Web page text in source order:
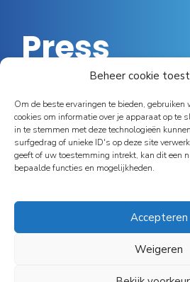
Beheer cookie
Om de beste ervaringen te bieden, gebruiken
cookies om informatie over je apparaat op te
in te stemmen met deze technologieën
surfgedrag of unieke ID's op deze site
geeft of uw toestemming intrekt, kan dit een
bepaalde functies en mogelijkheden.
Accepteren
Weigeren
Press
eigenlijk te goedkoop
Johan Deroy: “Ik fungeer nu
de tandem”
Nieuw product brengt
Essec helpt ziekenhuizen hun